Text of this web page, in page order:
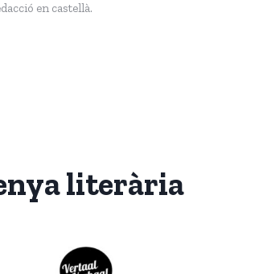
en castellà.
literària